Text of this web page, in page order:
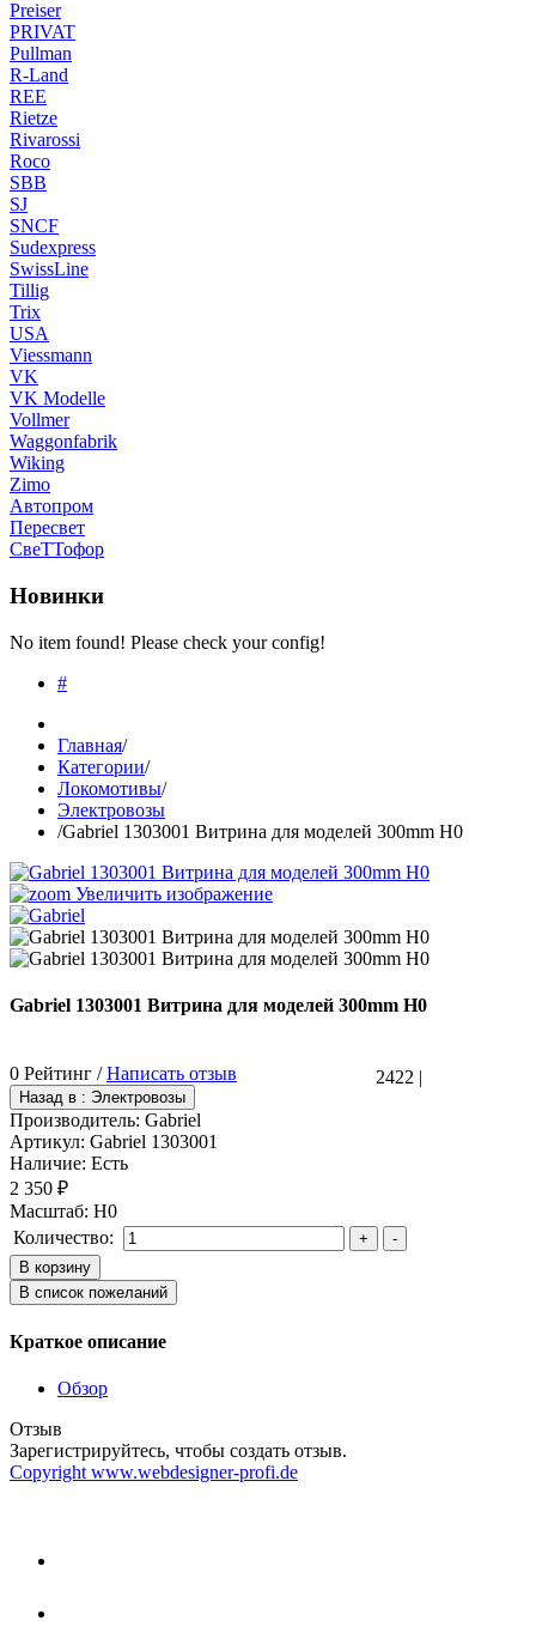
Preiser
PRIVAT
Pullman
R-Land
REE
Rietze
Rivarossi
Roco
SBB
SJ
SNCF
Sudexpress
SwissLine
Tillig
Trix
USA
Viessmann
VK
VK Modelle
Vollmer
Waggonfabrik
Wiking
Zimo
Автопром
Пересвет
СвеТТофор
Новинки
No item found! Please check your config!
#
Главная/
Категории/
Локомотивы/
Электровозы
/Gabriel 1303001 Витрина для моделей 300mm H0
Увеличить изображение
Gabriel 1303001 Витрина для моделей 300mm H0
2422 |
0 Рейтинг /Написать отзыв
Производитель: Gabriel
Артикул: Gabriel 1303001
Наличие: Есть
2 350 ₽
Масштаб: H0
Количество:
Краткое описание
Обзор
Отзыв
Зарегистрируйтесь, чтобы создать отзыв.
Copyright www.webdesigner-profi.de